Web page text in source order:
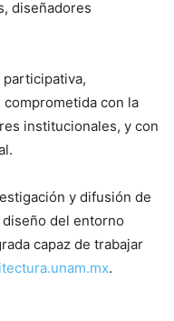
diseñadores
participativa,
con la
institucionales, y con
y difusión de
del entorno
capaz de trabajar
.